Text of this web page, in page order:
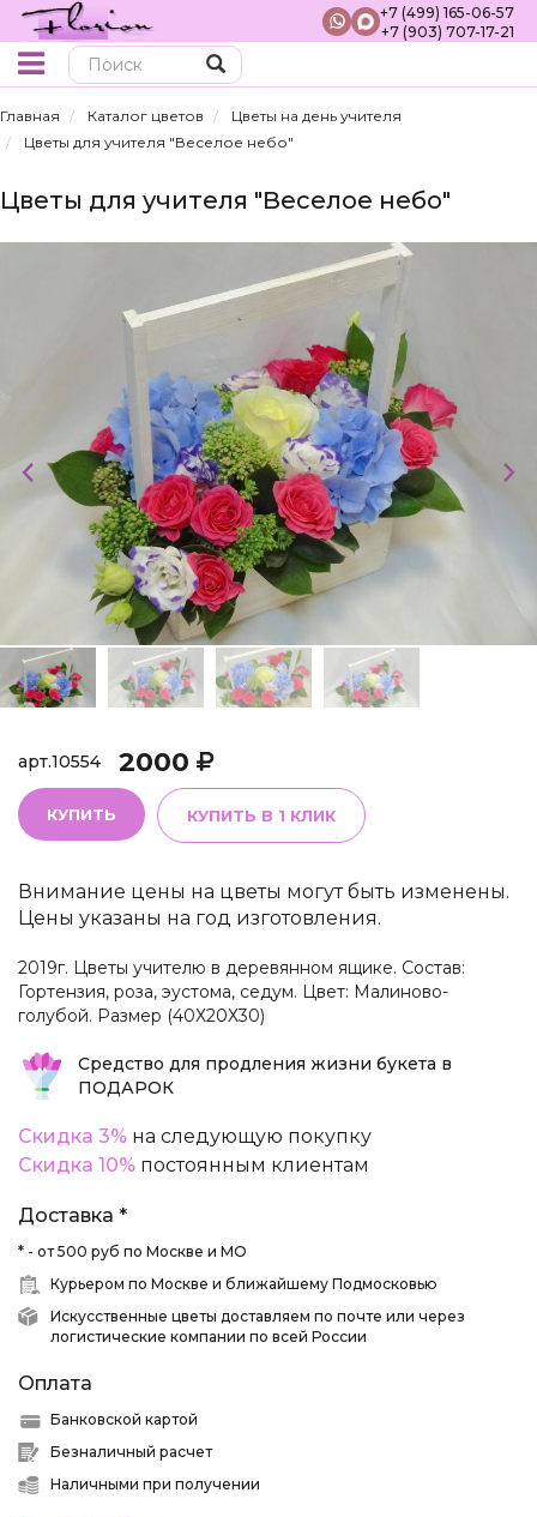
+7 (499) 165-06-57
+7 (903) 707-17-21
Главная Каталог цветов
Цветы на день учителя
Цветы для учителя "Веселое небо"
Цветы для учителя "Веселое небо"
арт.10554 2000
КУПИТЬ КУПИТЬ В 1 КЛИК
Внимание цены на цветы могут быть изменены.
Цены указаны на год изготовления.
2019г. Цветы учителю в деревянном ящике. Состав:
Гортензия, роза, эустома, седум. Цвет: Малиново-
голубой. Размер (40Х20Х30)
Средство для продления жизни букета в
ПОДАРОК
Скидка 3% на следующую покупку
Скидка 10% постоянным клиентам
Доставка *
* - от 500 руб по Москве и МО
Курьером по Москве и ближайшему Подмосковью
Искусственные цветы доставляем по почте или через
логистические компании по всей России
Оплата
Банковской картой
Безналичный расчет
Наличными при получении